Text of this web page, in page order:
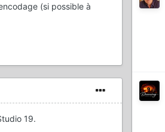
(si possible à
19.